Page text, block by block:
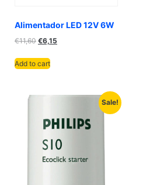
Alimentador LED 12V 6W
€11,60 €6,15
Add to cart
Sale!